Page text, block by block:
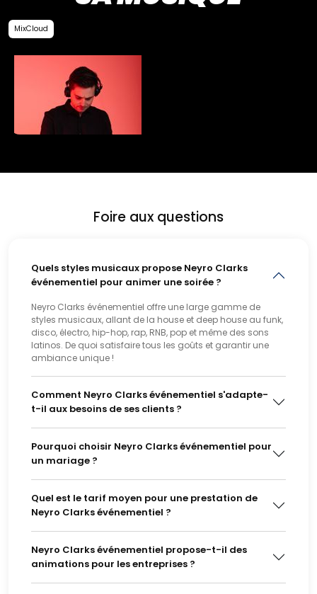
MixCloud
Foire aux questions
Quels styles musicaux propose Neyro Clarks
événementiel pour animer une soirée ?
Neyro Clarks événementiel offre une large gamme de
styles musicaux, allant de la house et deep house au funk,
disco, électro, hip-hop, rap, RNB, pop et même des sons
latinos. De quoi satisfaire tous les goûts et garantir une
ambiance unique !
Comment Neyro Clarks événementiel s'adapte-
t-il aux besoins de ses clients ?
Pourquoi choisir Neyro Clarks événementiel pour
un mariage ?
Quel est le tarif moyen pour une prestation de
Neyro Clarks événementiel ?
Neyro Clarks événementiel propose-t-il des
animations pour les entreprises ?